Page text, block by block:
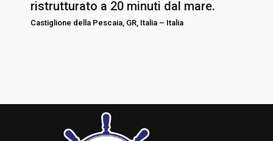
ristrutturato a 20 minuti dal mare.
Castiglione della Pescaia, GR, Italia – Italia